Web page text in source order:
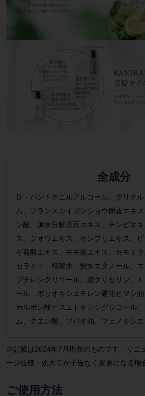
全成分
Ｄ－パントテニルアルコール、グリチ
ム、フランスカイガンショウ樹皮エキ
ン酸、加水分解黒豆エキス、チンピエ
ス、ジオウエキス、センブリエキス、
ギ発酵エキス、モモ葉エキス、カモミ
セラミド、精製水、無水エタノール、エ
ブチレングリコール、濃グリセリン、
ール、ポリオキシエチレン硬化ヒマシ
カルボン酸ビスエトキシジグリコール
ム、クエン酸、ツバキ油、フェノキシ
※記載は2024年7月現在のものです。リニ
ージ仕様・処方等が予告なく変更になる場
ご使用方法